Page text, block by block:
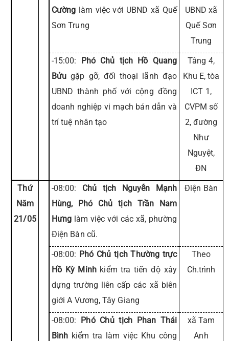
Cường làm việc với UBND xã Quế
Sơn Trung
UBND xã
Quế Sơn
Trung
-15:00: Phó Chủ tịch Hồ Quang
Bửu gặp gỡ, đối thoại lãnh đạo
UBND thành phố với cộng đồng
doanh nghiệp vi mạch bán dẫn và
trí tuệ nhân tạo
Tầng 4,
Khu E, tòa
ICT 1,
CVPM số
2, đường
Như
Nguyệt,
ĐN
Thứ
Năm
21/05
-08:00: Chủ tịch Nguyễn Mạnh
Hùng, Phó Chủ tịch Trần Nam
Hưng làm việc với các xã, phường
Điện Bàn cũ.
Điện Bàn
-08:00: Phó Chủ tịch Thường trực
Hồ Kỳ Minhkiểm tra tiến độ xây
dựng trường liên cấp các xã biên
giới A Vương, Tây Giang
Theo
Ch.trình
-08:00: Phó Chủ tịch Phan Thái
Bình kiểm tra làm việc Khu công
xã Tam
Anh